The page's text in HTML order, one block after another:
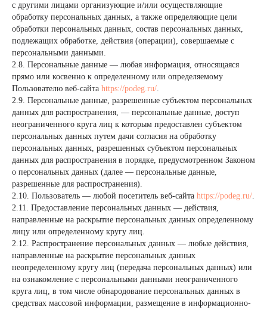
с другими лицами организующие и/или осуществляющие
обработку персональных данных, а также определяющие цели
обработки персональных данных, состав персональных данных,
подлежащих обработке, действия (операции), совершаемые с
персональными данными.
2.8. Персональные данные — любая информация, относящаяся
прямо или косвенно к определенному или определяемому
Пользователю веб-сайта https://podeg.ru/.
2.9. Персональные данные, разрешенные субъектом персональных
данных для распространения, — персональные данные, доступ
неограниченного круга лиц к которым предоставлен субъектом
персональных данных путем дачи согласия на обработку
персональных данных, разрешенных субъектом персональных
данных для распространения в порядке, предусмотренном Законом
о персональных данных (далее — персональные данные,
разрешенные для распространения).
2.10. Пользователь — любой посетитель веб-сайта https://podeg.ru/.
2.11. Предоставление персональных данных — действия,
направленные на раскрытие персональных данных определенному
лицу или определенному кругу лиц.
2.12. Распространение персональных данных — любые действия,
направленные на раскрытие персональных данных
неопределенному кругу лиц (передача персональных данных) или
на ознакомление с персональными данными неограниченного
круга лиц, в том числе обнародование персональных данных в
средствах массовой информации, размещение в информационно-